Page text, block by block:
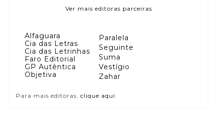
Ver mais editoras parceiras
Alfaguara
Cia das Letras
Cia das Letrinhas
Faro Editorial
GP Autêntica
Objetiva
Paralela
Seguinte
Suma
Vestígio
Zahar
Para mais editoras, clique aqui